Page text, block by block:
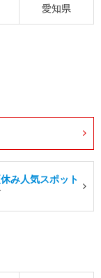
愛知県
み人気スポット